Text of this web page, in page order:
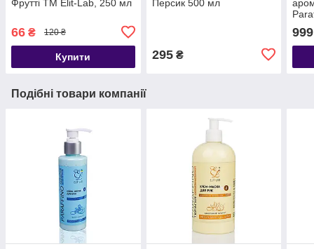
Фрутті TM Elit-Lab, 250 мл
66 ₴ 120 ₴
Купити
Персик 500 мл
295₴
999
Подібні товари компанії